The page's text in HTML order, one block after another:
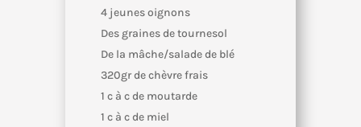
4 jeunes oignons
Des graines de tournesol
De la mâche/salade de blé
320gr de chèvre frais
1 c à c de moutarde
1 c à c de miel